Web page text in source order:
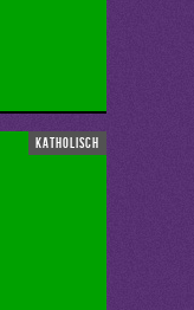
katholisch